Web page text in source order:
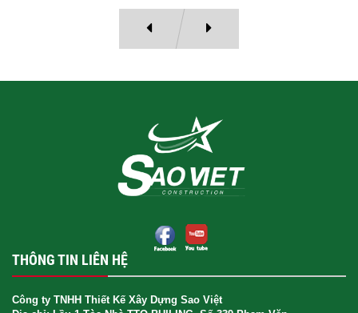
THÔNG TIN LIÊN HỆ
Công ty TNHH Thiết Kế Xây Dựng Sao Việt